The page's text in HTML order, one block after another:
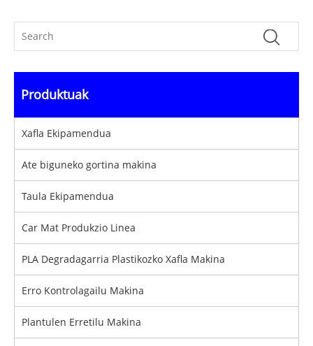
Produktuak
Xafla Ekipamendua
Ate biguneko gortina makina
Taula Ekipamendua
Car Mat Produkzio Linea
PLA Degradagarria Plastikozko Xafla Makina
Erro Kontrolagailu Makina
Plantulen Erretilu Makina